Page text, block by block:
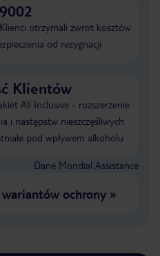
otrzymali zwrot kosztów
od rezygnacji
Klientów
All Inclusive - rozszerzenie
i następstw nieszczęśliwych
pod wpływem alkoholu
Dane Mondial Assistance
wariantów ochrony»